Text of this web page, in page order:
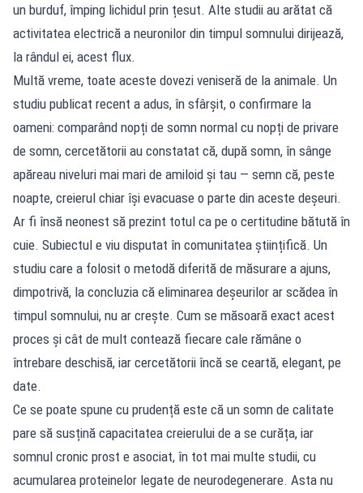
un burduf, împing lichidul prin țesut. Alte studii au arătat că
activitatea electrică a neuronilor din timpul somnului dirijează,
la rândul ei, acest flux.
Multă vreme, toate aceste dovezi veniseră de la animale. Un
studiu publicat recent a adus, în sfârșit, o confirmare la
oameni: comparând nopți de somn normal cu nopți de privare
de somn, cercetătorii au constatat că, după somn, în sânge
apăreau niveluri mai mari de amiloid și tau — semn că, peste
noapte, creierul chiar își evacuase o parte din aceste deșeuri.
Ar fi însă neonest să prezint totul ca pe o certitudine bătută în
cuie. Subiectul e viu disputat în comunitatea științifică. Un
studiu care a folosit o metodă diferită de măsurare a ajuns,
dimpotrivă, la concluzia că eliminarea deșeurilor ar scădea în
timpul somnului, nu ar crește. Cum se măsoară exact acest
proces și cât de mult contează fiecare cale rămâne o
întrebare deschisă, iar cercetătorii încă se ceartă, elegant, pe
date.
Ce se poate spune cu prudență este că un somn de calitate
pare să susțină capacitatea creierului de a se curăța, iar
somnul cronic prost e asociat, în tot mai multe studii, cu
acumularea proteinelor legate de neurodegenerare. Asta nu